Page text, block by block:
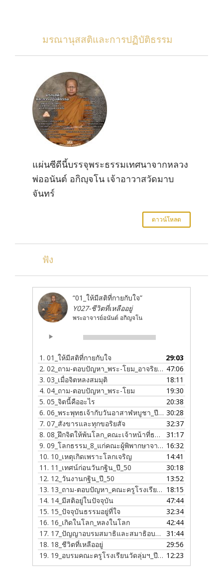
มรณานุสสติและการปฏิบัติธรรม
แผ่นซีดีนี้บรรจุพระธรรมเทศนาจากหลวง
พ่ออนันต์ อกิญฺจโน เจ้าอาวาสวัดมาบ
จันทร์
ดาวน์โหลด
ฟัง
“01_ให้มีสติที่กายกับใจ”
Y027-ชีวิตที่เหลืออยู่
พระอาจารย์อนันต์ อกิญจโน
1. 01_ให้มีสติที่กายกับใจ
29:03
2. 02_ถาม-ตอบปัญหา_พระ-โยม_อาจริยบูชาปี_50
47:06
3. 03_เมื่อจิตหลงสมมุติ
18:11
4. 04_ถาม-ตอบปัญหา_พระ-โยม
19:30
5. 05_จิตนี้คืออะไร
20:38
6. 06_พระพุทธเจ้ากับวันอาสาฬหบูชา_ปี_50
30:28
7. 07_สังขารและทุกขอริยสัจ
32:37
8. 08_ฝึกจิตให้พ้นโลก_คณะเจ้าหน้าที่ธนาคารแห่งประเทศไทย_ปี_50
31:17
9. 09_โลกธรรม_8_แก่คณะผู้พิพากษาจากกรุงเทพฯ
16:32
10. 10_เหตุเกิดเพราะโลกเจริญ
14:41
11. 11_เทศน์ก่อนวันกฐิน_ปี_50
30:18
12. 12_วันงานกฐิน_ปี_50
13:52
13. 13_ถาม-ตอบปัญหา_คณะครูโรงเรียนวัดลุ่มฯ
18:15
14. 14_มีสติอยู่ในปัจจุบัน
47:44
15. 15_ปัจจุบันธรรมอยู่ที่ใจ
32:34
16. 16_เกิดในโลก_หลงในโลก
42:44
17. 17_ปัญญาอบรมสมาธิและสมาธิอบรมปัญญา
31:44
18. 18_ชีวิตที่เหลืออยู่
29:56
19. 19_อบรมคณะครูโรงเรียนวัดลุ่มฯ_ปี_51 12:23